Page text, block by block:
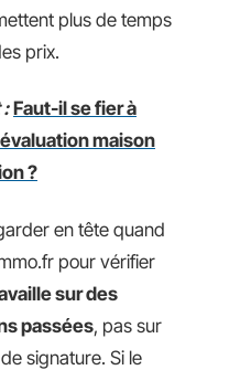
plus de temps
prix.
: Faut-il se fier à
maison
?
en tête quand
pour vérifier
sur des
passées, pas sur
signature. Si le